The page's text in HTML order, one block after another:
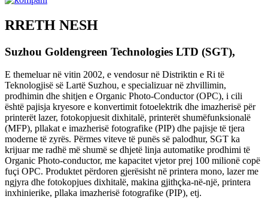
RRETH NESH
Suzhou Goldengreen Technologies LTD (SGT),
E themeluar në vitin 2002, e vendosur në Distriktin e Ri të
Teknologjisë së Lartë Suzhou, e specializuar në zhvillimin,
prodhimin dhe shitjen e Organic Photo-Conductor (OPC), i cili
është pajisja kryesore e konvertimit fotoelektrik dhe imazherisë për
printerët lazer, fotokopjuesit dixhitalë, printerët shumëfunksionalë
(MFP), pllakat e imazherisë fotografike (PIP) dhe pajisje të tjera
moderne të zyrës. Përmes viteve të punës së palodhur, SGT ka
krijuar me radhë më shumë se dhjetë linja automatike prodhimi të
Organic Photo-conductor, me kapacitet vjetor prej 100 milionë copë
fuçi OPC. Produktet përdoren gjerësisht në printera mono, lazer me
ngjyra dhe fotokopjues dixhitalë, makina gjithçka-në-një, printera
inxhinierike, pllaka imazherisë fotografike (PIP), etj.